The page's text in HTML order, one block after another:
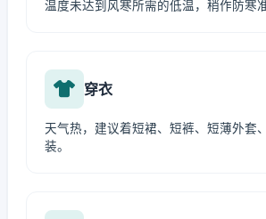
温度未达到风寒所需的低温，稍作防寒
穿衣
天气热，建议着短裙、短裤、短薄外套
装。